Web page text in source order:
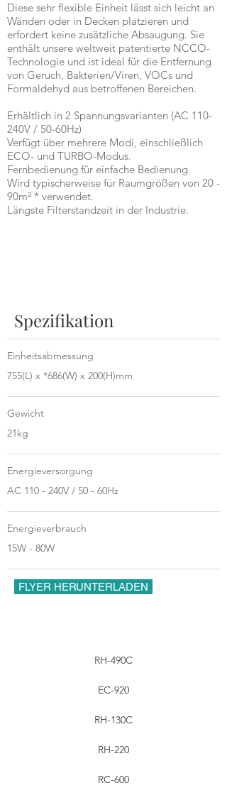
Diese sehr flexible Einheit lässt sich leicht an
Wänden oder in Decken platzieren und
erfordert keine zusätzliche Absaugung. Sie
enthält unsere weltweit patentierte NCCO-
Technologie und ist ideal für die Entfernung
von Geruch, Bakterien/Viren, VOCs und
Formaldehyd aus betroffenen Bereichen.
Erhältlich in 2 Spannungsvarianten (AC 110-
240V / 50-60Hz)
Verfügt über mehrere Modi, einschließlich
ECO- und TURBO-Modus.
Fernbedienung für einfache Bedienung.
Wird typischerweise für Raumgrößen von 20 -
90m² * verwendet.
Längste Filterstandzeit in der Industrie.
Spezifikation
Einheitsabmessung
755(L) x *686(W) x 200(H)mm
Gewicht
21kg
Energieversorgung
AC 110 - 240V / 50 - 60Hz
Energieverbrauch
15W - 80W
FLYER HERUNTERLADEN
RH-490C
EC-920
RH-130C
RH-220
RC-600